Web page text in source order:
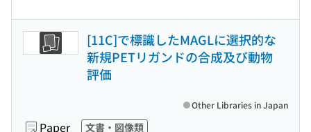
[11C]で標識したMAGLに選択的な
新規PETリガンドの合成及び動物
評価
Paper 文書・図像類
Other Libraries in Japan